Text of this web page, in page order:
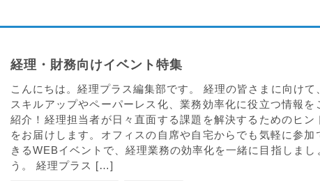
経理・財務向けイベント特集
こんにちは。経理プラス編集部です。 経理の皆さまに向けて
スキルアップやペーパーレス化、業務効率化に役立つ情報を
紹介！経理担当者が日々直面する課題を解決するためのヒン
をお届けします。オフィスの自席や自宅からでも気軽に参加
きるWEBイベントで、経理業務の効率化を一緒に目指しまし
う。 経理プラス […]